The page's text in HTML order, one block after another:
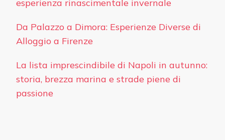
esperienza rinascimentale invernale
Da Palazzo a Dimora: Esperienze Diverse di
Alloggio a Firenze
La lista imprescindibile di Napoli in autunno:
storia, brezza marina e strade piene di
passione